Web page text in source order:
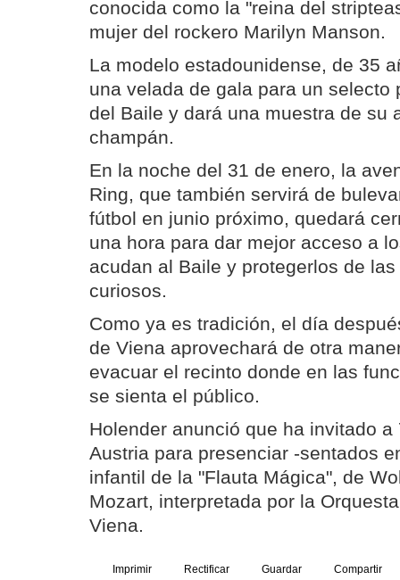
conocida como la "reina del
mujer del rockero Marilyn Manson.
La modelo estadounidense, de 35
una velada de gala para un selecto
del Baile y dará una muestra de su
champán.
En la noche del 31 de enero, la
Ring, que también servirá de
fútbol en junio próximo, quedará
una hora para dar mejor acceso a
acudan al Baile y protegerlos de
curiosos.
Como ya es tradición, el día
de Viena aprovechará de otra
evacuar el recinto donde en las
se sienta el público.
Holender anunció que ha invitado
Austria para presenciar -sentados
infantil de la "Flauta Mágica", de
Mozart, interpretada por la
Viena.
Imprimir Rectificar Guardar Compartir